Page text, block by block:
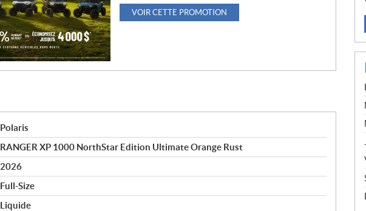
VOIR CETTE PROMOTION
Polaris
RANGER XP 1000 NorthStar Edition Ultimate Orange Rust
2026
Full-Size
Liquide